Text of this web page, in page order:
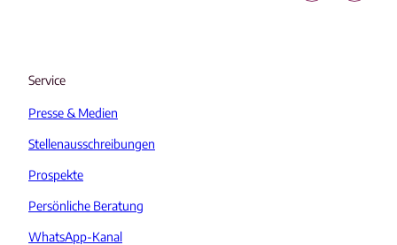
Service
Presse & Medien
Stellenausschreibungen
Prospekte
Persönliche Beratung
WhatsApp-Kanal